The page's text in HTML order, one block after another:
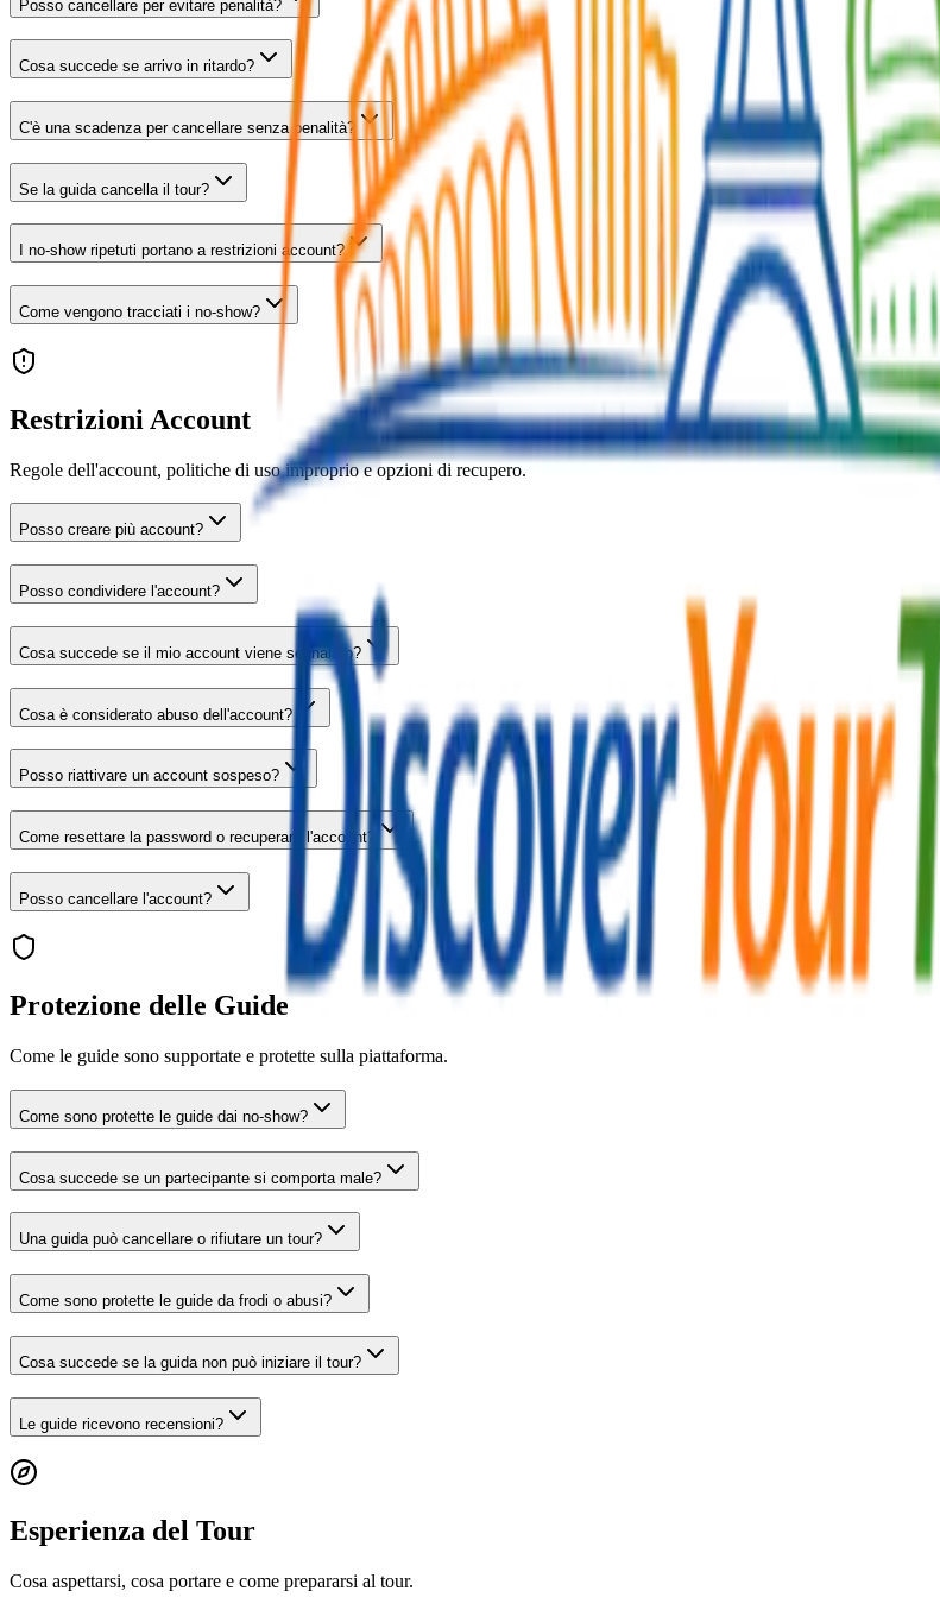
Posso cancellare per evitare penalità?
Cosa succede se arrivo in ritardo?
C'è una scadenza per cancellare senza penalità?
Se la guida cancella il tour?
I no-show ripetuti portano a restrizioni account?
Come vengono tracciati i no-show?
Restrizioni Account
Regole dell'account, politiche di uso improprio e opzioni di recupero.
Posso creare più account?
Posso condividere l'account?
Cosa succede se il mio account viene segnalato?
Cosa è considerato abuso dell'account?
Posso riattivare un account sospeso?
Come resettare la password o recuperare l'account?
Posso cancellare l'account?
Protezione delle Guide
Come le guide sono supportate e protette sulla piattaforma.
Come sono protette le guide dai no-show?
Cosa succede se un partecipante si comporta male?
Una guida può cancellare o rifiutare un tour?
Come sono protette le guide da frodi o abusi?
Cosa succede se la guida non può iniziare il tour?
Le guide ricevono recensioni?
Esperienza del Tour
Cosa aspettarsi, cosa portare e come prepararsi al tour.